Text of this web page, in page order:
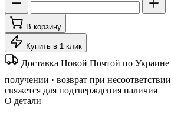
В корзину
Купить в 1 клик
Доставка Новой Почтой по Украине
получении · возврат при несоответствии
свяжется для подтверждения наличия
О детали